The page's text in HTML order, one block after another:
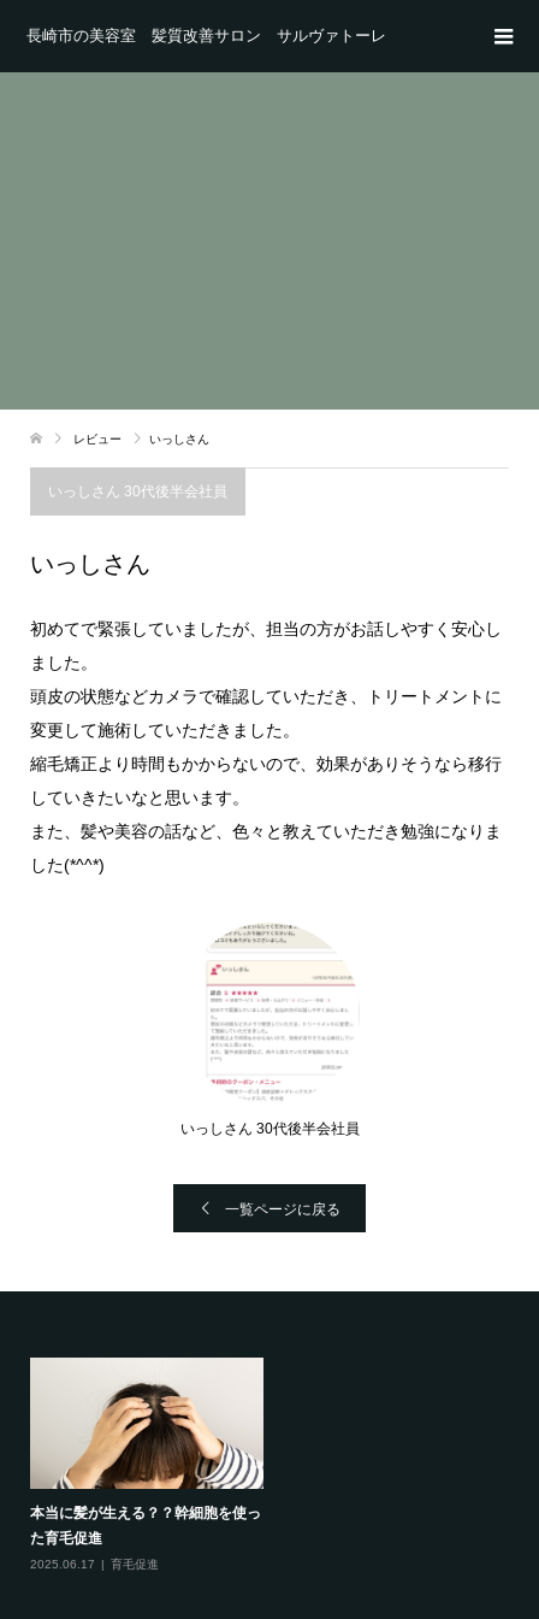
長崎市の美容室 髪質改善サロン サルヴァトーレ
レビュー いっしさん
いっしさん 30代後半会社員
いっしさん
初めてで緊張していましたが、担当の方がお話しやすく安心し
ました。
頭皮の状態などカメラで確認していただき、トリートメントに
変更して施術していただきました。
縮毛矯正より時間もかからないので、効果がありそうなら移行
していきたいなと思います。
また、髪や美容の話など、色々と教えていただき勉強になりま
した(*^^*)
いっしさん 30代後半会社員
一覧ページに戻る
本当に髪が生える？？幹細胞を使っ
た育毛促進
2025.06.17 育毛促進